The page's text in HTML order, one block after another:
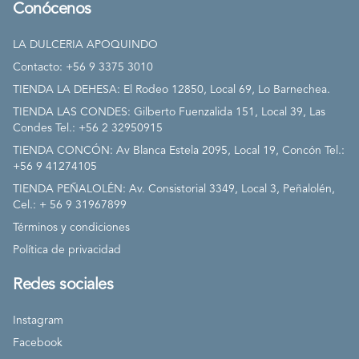
Conócenos
LA DULCERIA APOQUINDO
Contacto: +56 9 3375 3010
TIENDA LA DEHESA: El Rodeo 12850, Local 69, Lo Barnechea.
TIENDA LAS CONDES: Gilberto Fuenzalida 151, Local 39, Las
Condes Tel.: +56 2 32950915
TIENDA CONCÓN: Av Blanca Estela 2095, Local 19, Concón Tel.:
+56 9 41274105
TIENDA PEÑALOLÉN: Av. Consistorial 3349, Local 3, Peñalolén,
Cel.: + 56 9 31967899
Términos y condiciones
Política de privacidad
Redes sociales
Instagram
Facebook